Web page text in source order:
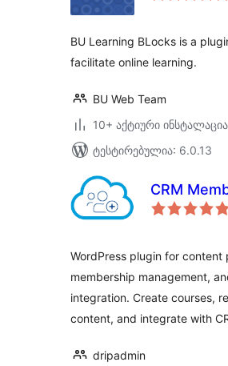
BU Learning BLocks is a
facilitate online learning.
BU Web Team
10+ აქტიური ინსტალაცია
ტესტირებულია: 6.0.13
CRM
WordPress plugin for content
membership management,
integration. Create courses,
content, and integrate with
dripadmin